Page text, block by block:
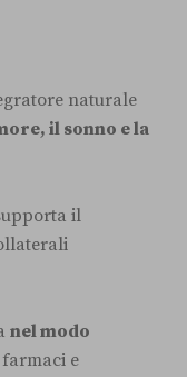
naturale
il sonno e la
il
nel modo
e